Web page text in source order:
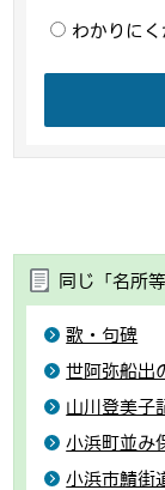
わかりにく
同じ「名所
歌・句碑
世阿弥船出
山川登美子
小浜町並み
小浜市鯖街